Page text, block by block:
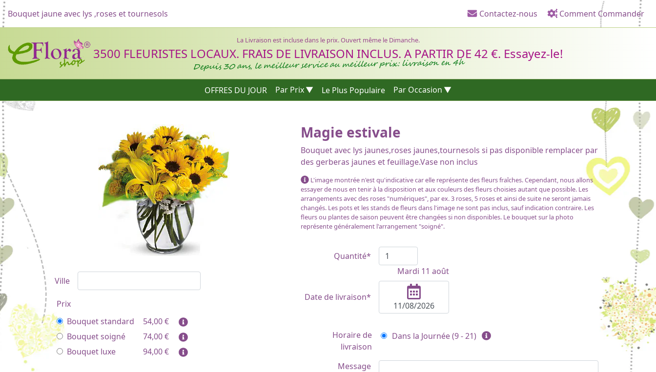
Bouquet jaune avec lys ,roses et tournesols Liens d'en-tête
Contactez-nous Comment Commander
Header
La Livraison est incluse dans le prix. Ouvert même le Dimanche.
3500 FLEURISTES LOCAUX. FRAIS DE LIVRAISON INCLUS. A PARTIR DE 42 €. Essayez-le!
Depuis 30 ans, le meilleur service au meilleur prix: livraison en 4h
OFFRES DU JOUR Par Prix Le Plus Populaire Par Occasion
Formulaire de commande
Ville
Prix
Bouquet standard
54,00€
Bouquet soigné
74,00€
Bouquet luxe
94,00€
Magie estivale
Bouquet avec lys jaunes,roses jaunes,tournesols si pas disponible remplacer par
des gerberas jaunes et feuillage.Vase non inclus
L'image montrée n'est qu'indicative car elle représente des fleurs fraîches. Cependant, nous allons
essayer de nous en tenir à la disposition et aux couleurs des fleurs choisies autant que possible. Les
arrangements avec des roses "numériques", par ex. 3 roses, 5 roses et ainsi de suite ne seront jamais
changés. Les pots et les stands de fleurs dans l'image ne sont pas inclus, sauf indication contraire. Les
fleurs ou plantes de saison peuvent être changées si non disponibles. Le bouquet sur la photo
représente généralement l'arrangement "soigné".
Quantité*
Mardi 11 août
Date de livraison*
Horaire de
livraison
Dans la Journée (9 - 21)
Message